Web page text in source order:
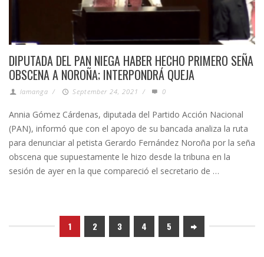
DIPUTADA DEL PAN NIEGA HABER HECHO PRIMERO SEÑA
OBSCENA A NOROÑA; INTERPONDRÁ QUEJA
lamanga / September 24, 2021 / 0
Annia Gómez Cárdenas, diputada del Partido Acción Nacional
(PAN), informó que con el apoyo de su bancada analiza la ruta
para denunciar al petista Gerardo Fernández Noroña por la seña
obscena que supuestamente le hizo desde la tribuna en la
sesión de ayer en la que compareció el secretario de …
1 2 3 4 5